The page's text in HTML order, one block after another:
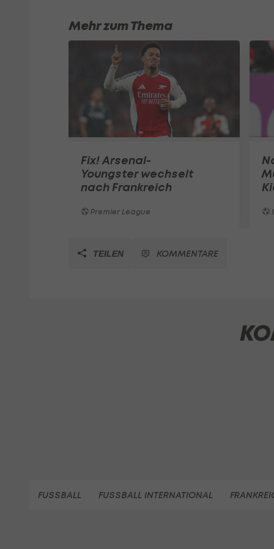
Mehr zum Thema
Fix! Arsenal-
Youngster wechselt
nach Frankreich
Premier League
TEILEN KOMMENTARE
FUSSBALL FUSSBALL INTERNATIONAL